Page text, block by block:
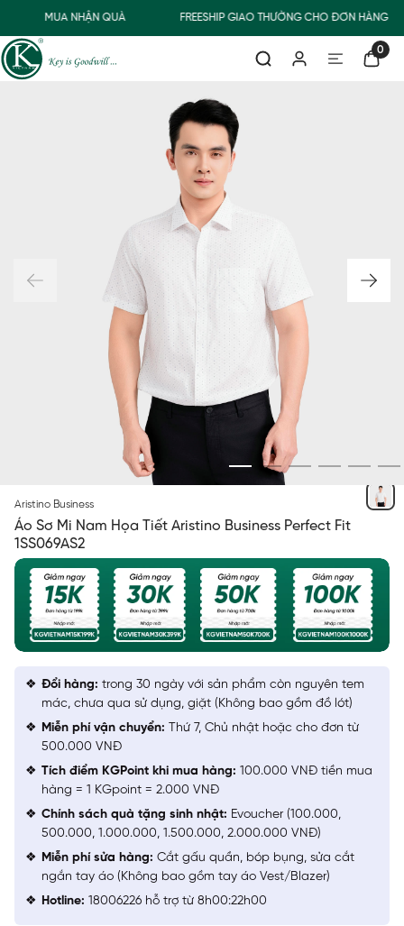
MUA NHẬN QUÀ FREESHIP GIAO THƯỜNG CHO ĐƠN HÀNG
0
Aristino Business
Áo Sơ Mi Nam Họa Tiết Aristino Business Perfect Fit
1SS069AS2
Đổi hàng: trong 30 ngày với sản phẩm còn nguyên tem
mác, chưa qua sử dụng, giặt (Không bao gồm đồ lót)
Miễn phí vận chuyển: Thứ 7, Chủ nhật hoặc cho đơn từ
500.000 VNĐ
Tích điểm KGPoint khi mua hàng: 100.000 VNĐ tiền mua
hàng = 1 KGpoint = 2.000 VNĐ
Chính sách quà tặng sinh nhật: Evoucher (100.000,
500.000, 1.000.000, 1.500.000, 2.000.000 VNĐ)
Miễn phí sửa hàng: Cắt gấu quần, bóp bụng, sửa cắt
ngắn tay áo (Không bao gồm tay áo Vest/Blazer)
Hotline: 18006226 hỗ trợ từ 8h00:22h00